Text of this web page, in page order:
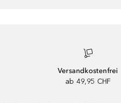
Versandkostenfrei
ab 49,95 CHF